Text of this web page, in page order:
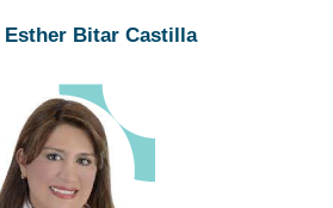
Esther Bitar Castilla